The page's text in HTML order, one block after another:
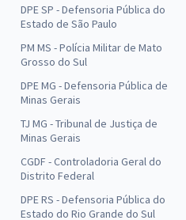
DPE SP - Defensoria Pública do
Estado de São Paulo
PM MS - Polícia Militar de Mato
Grosso do Sul
DPE MG - Defensoria Pública de
Minas Gerais
TJ MG - Tribunal de Justiça de
Minas Gerais
CGDF - Controladoria Geral do
Distrito Federal
DPE RS - Defensoria Pública do
Estado do Rio Grande do Sul